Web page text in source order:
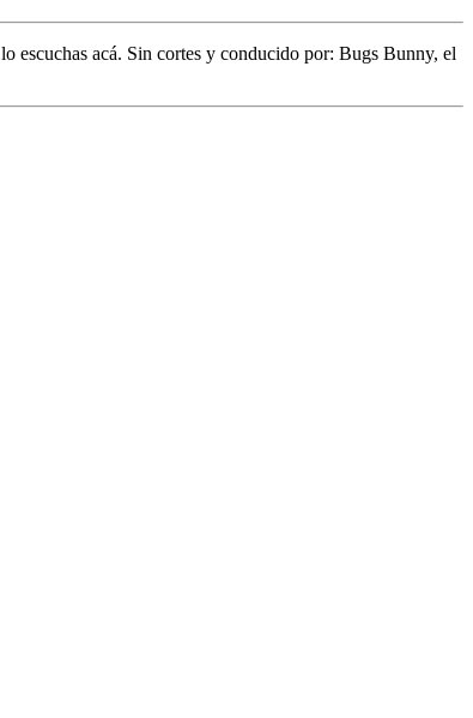
lo escuchas acá. Sin cortes y conducido por: Bugs Bunny, el